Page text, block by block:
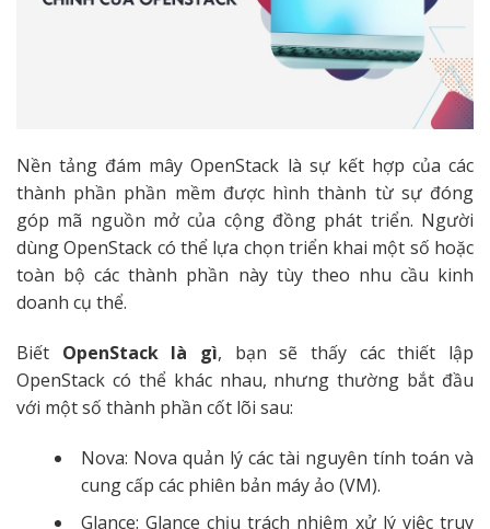
Nền tảng đám mây OpenStack là sự kết hợp của các
thành phần phần mềm được hình thành từ sự đóng
góp mã nguồn mở của cộng đồng phát triển. Người
dùng OpenStack có thể lựa chọn triển khai một số hoặc
toàn bộ các thành phần này tùy theo nhu cầu kinh
doanh cụ thể.
Biết OpenStack là gì, bạn sẽ thấy các thiết lập
OpenStack có thể khác nhau, nhưng thường bắt đầu
với một số thành phần cốt lõi sau:
Nova: Nova quản lý các tài nguyên tính toán và
cung cấp các phiên bản máy ảo (VM).
Glance: Glance chịu trách nhiệm xử lý việc truy